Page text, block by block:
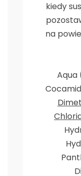
kiedy
na
Aqua